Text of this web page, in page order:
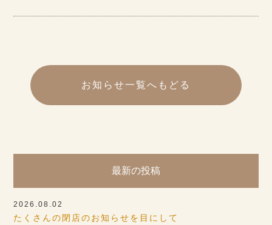
お知らせ一覧へもどる
最新の投稿
2026.08.02
たくさんの閉店のお知らせを目にして